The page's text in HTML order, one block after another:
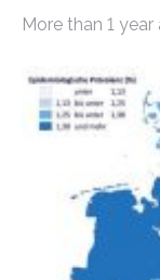
Bundesinstitut
gesamten
Deutschland
verändert hat.
hohen
Anstieg des
hinnehmen
More than 1 year